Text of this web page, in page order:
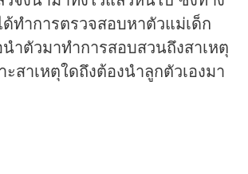
ทำการตรวจสอบหาตัวแม่เด็ก
ำตัวมาทำการสอบสวนถึงสาเหตุ
สาเหตุใดถึงต้องนำลูกตัวเองมา